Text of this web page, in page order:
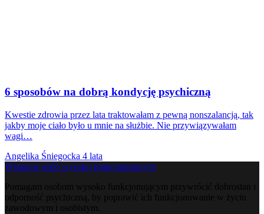
6 sposobów na dobrą kondycję psychiczną
Kwestie zdrowia przez lata traktowałam z pewną nonszalancją, tak
jakby moje ciało było u mnie na służbie. Nie przywiązywałam
wagi…
Angelika Śniegocka 4 lata
Wsparcie osób wysoko funkcjonujacych
Pomagam osobom wysoko funkcjonującym przywrócić dobrostan i
odporność psychiczną, by poprawić ich funkcjonowanie w życiu
zawodowym i osobistym.​